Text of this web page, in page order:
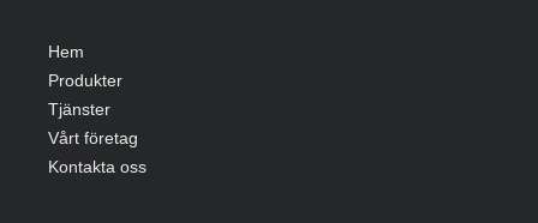
Hem
Produkter
Tjänster
Vårt företag
Kontakta oss